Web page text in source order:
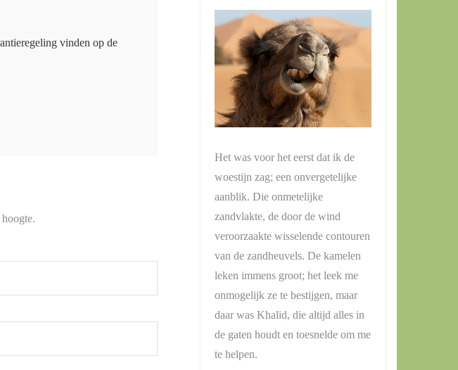
vinden op de
Het was voor het eerst dat ik de
woestijn zag; een onvergetelijke
aanblik. Die onmetelijke
zandvlakte, de door de wind
veroorzaakte wisselende contouren
van de zandheuvels. De kamelen
leken immens groot; het leek me
onmogelijk ze te bestijgen, maar
daar was Khalid, die altijd alles in
de gaten houdt en toesnelde om me
te helpen.